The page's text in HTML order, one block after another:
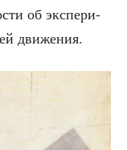
об экс­пе­ри­
движения.